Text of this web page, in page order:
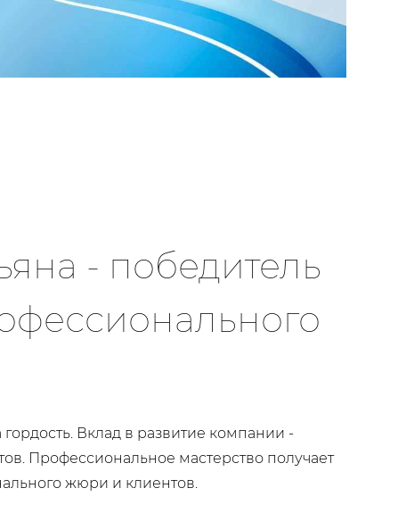
- победитель
Вклад в развитие компании -
Профессиональное мастерство получает
жюри и клиентов.